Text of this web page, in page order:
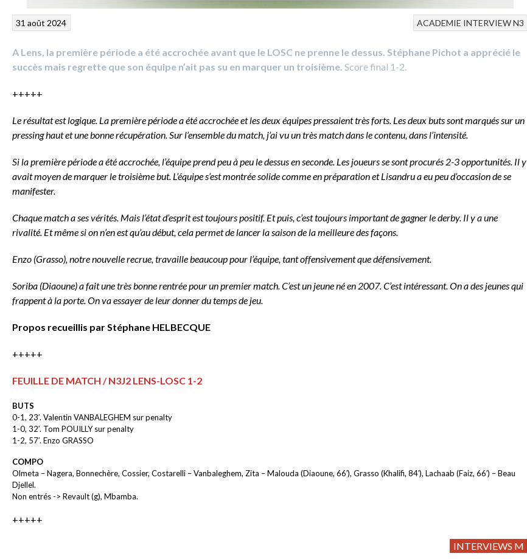
ACADEMIE INTERVIEWN3
31 août 2024
A Lens, la première période a été accrochée avant que le LOSC ne prenne le dessus. Stéphane Pichot a apprécié le
succès mais regrette que son équipe n’ait pas su en marquer un troisième. Score final 1-2.
+++++
Le résultat est logique. La première période a été accrochée et les deux équipes pressaient très forts. Les deux buts sont marqués sur un
pressing haut et une bonne récupération. Sur l’ensemble du match, j’ai vu un très match dans le contenu, dans l’intensité.
Si la première période a été accrochée, l’équipe prend peu à peu le dessus en seconde. Les joueurs se sont procurés 2-3 opportunités. Il y
avait moyen de marquer le troisième but. L’équipe s’est montrée solide comme en préparation et Lisandru a eu peu d’occasion de se
manifester.
Chaque match a ses vérités. Mais l’état d’esprit est toujours positif. Et puis, c’est toujours important de gagner le derby. Il y a une
rivalité. Et même si on n’en est qu’au début, cela permet de lancer la saison de la meilleure des façons.
Enzo (Grasso), notre nouvelle recrue, travaille beaucoup pour l’équipe, tant offensivement que défensivement.
Soriba (Diaoune) a fait une très bonne rentrée pour un premier match. C’est un jeune né en 2007. C’est intéressant. On a des jeunes qui
frappent à la porte. On va essayer de leur donner du temps de jeu.
Propos recueillis par Stéphane HELBECQUE
+++++
FEUILLE DE MATCH / N3J2 LENS-LOSC 1-2
BUTS
0-1, 23′. Valentin VANBALEGHEM sur penalty
1-0, 32′. Tom POUILLY sur penalty
1-2, 57′. Enzo GRASSO
COMPO
Olmeta – Nagera, Bonnechère, Cossier, Costarelli – Vanbaleghem, Zita – Malouda (Diaoune, 66′), Grasso (Khalifi, 84′), Lachaab (Faiz, 66′) – Beau
Djellel.
Non entrés -> Revault (g), Mbamba.
+++++
INTERVIEWS M